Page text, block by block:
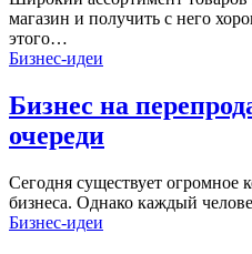
магазин и получить с него
этого…
Бизнес-идеи
Бизнес на
очереди
Сегодня существует огромное
бизнеса. Однако каждый
Бизнес-идеи